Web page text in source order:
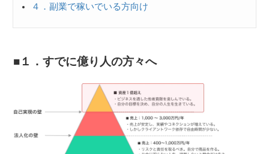
４．副業で稼いでいる方向け
１．すでに億り人の方々へ